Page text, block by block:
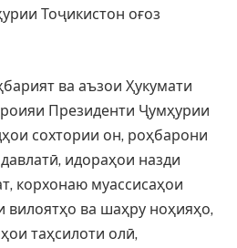
Тоҷикистон оғоз
ва аъзои Ҳукумати
Президенти Ҷумҳурии
сохтории он, роҳбарони
идораҳои назди
корхонаю муассисаҳои
вилоятҳо ва шаҳру ноҳияҳо,
таҳсилоти олӣ,